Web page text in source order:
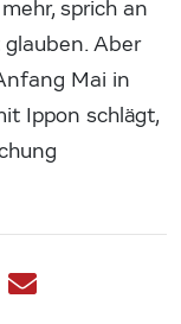
sprich an
Aber
Mai in
Ippon schlägt,